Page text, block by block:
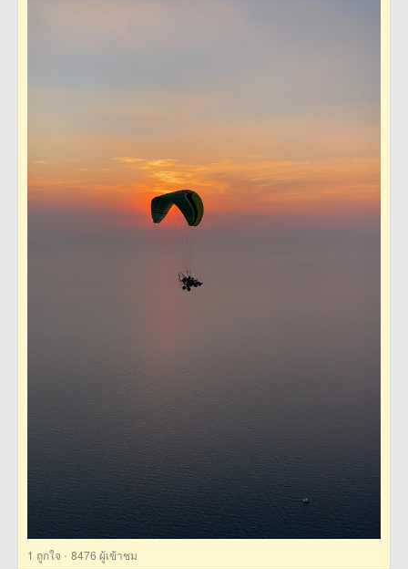
1 ถูกใจ · 8476 ผู้เข้าชม